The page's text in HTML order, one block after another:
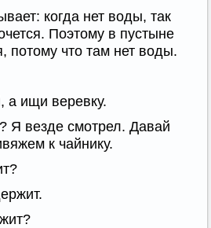
когда нет воды, так
Поэтому в пустыне
потому что там нет воды.
а ищи веревку.
Я везде смотрел. Давай
к чайнику.